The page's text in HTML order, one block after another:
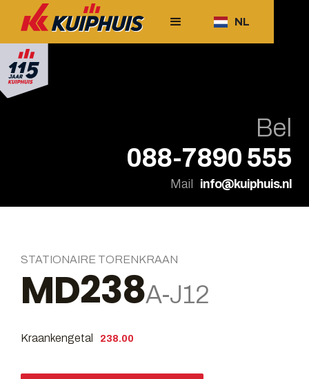
NL
Bel
088-7890 555
Mail info@kuiphuis.nl
STATIONAIRE TORENKRAAN
MD238A-J12
Kraankengetal 238.00